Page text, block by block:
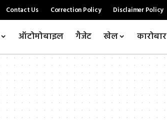
Contact Us Correction Policy Disclaimer Policy
ऑटोमोबाइल गैजेट खेल कारोबार